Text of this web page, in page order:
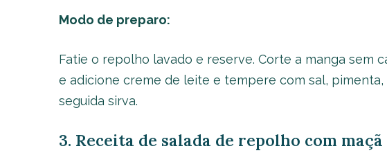
Modo de preparo:
Fatie o repolho lavado e reserve. Corte a manga sem
e adicione creme de leite e tempere com sal,
seguida sirva.
3. Receita de salada de repolho com